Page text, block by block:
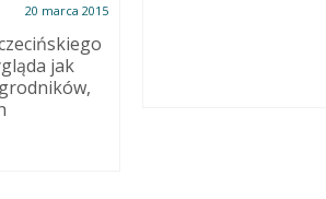
20 marca 2015
jak